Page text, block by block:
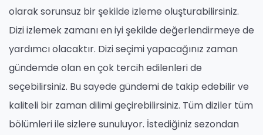
olarak sorunsuz bir şekilde izleme oluşturabilirsiniz.
Dizi izlemek zamanı en iyi şekilde değerlendirmeye de
yardımcı olacaktır. Dizi seçimi yapacağınız zaman
gündemde olan en çok tercih edilenleri de
seçebilirsiniz. Bu sayede gündemi de takip edebilir ve
kaliteli bir zaman dilimi geçirebilirsiniz. Tüm diziler tüm
bölümleri ile sizlere sunuluyor. İstediğiniz sezondan